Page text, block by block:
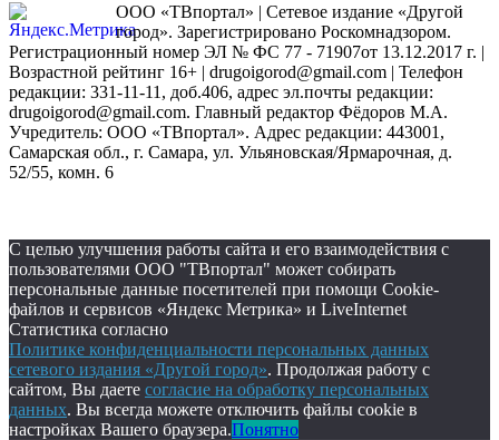
ООО «ТВпортал» | Сетевое издание «Другой
город». Зарегистрировано Роскомнадзором.
Регистрационный номер ЭЛ № ФС 77 - 71907от 13.12.2017 г. |
Возрастной рейтинг 16+ | drugoigorod@gmail.com | Телефон
редакции: 331-11-11, доб.406, адрес эл.почты редакции:
drugoigorod@gmail.com. Главный редактор Фёдоров М.А.
Учредитель: ООО «ТВпортал». Адрес редакции: 443001,
Самарская обл., г. Самара, ул. Ульяновская/Ярмарочная, д.
52/55, комн. 6
С целью улучшения работы сайта и его взаимодействия с
пользователями ООО "ТВпортал" может собирать
персональные данные посетителей при помощи Cookie-
файлов и сервисов «Яндекс Метрика» и LiveInternet
Статистика согласно
Политике конфиденциальности персональных данных
сетевого издания «Другой город». Продолжая работу с
сайтом, Вы даете согласие на обработку персональных
данных. Вы всегда можете отключить файлы cookie в
настройках Вашего браузера.Понятно